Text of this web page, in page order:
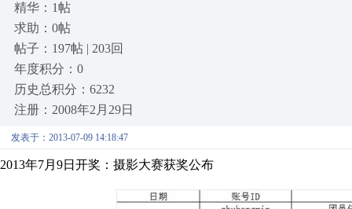
精华：1帖
求助：0帖
帖子：197帖 | 203回
年度积分：0
历史总积分：6232
注册：2008年2月29日
发表于：2013-07-09 14:18:47
2013年7月9日开奖：摄影大赛获奖公布